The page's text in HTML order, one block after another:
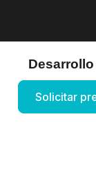
Solicitar